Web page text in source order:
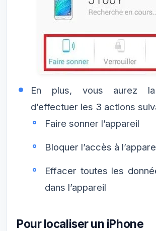
En plus, vous aurez la
d’effectuer les 3 actions
Faire sonner l’appareil
Bloquer l’accès à
Effacer toutes les
dans l’appareil
Pour localiser un iPhone